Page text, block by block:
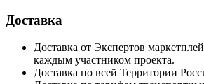
Доставка
Доставка от Экспертов
каждым участником проекта.
Доставка по всей Территории